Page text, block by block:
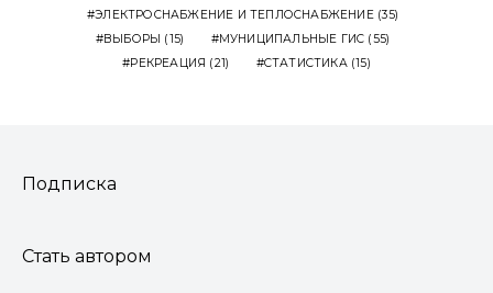
ЭЛЕКТРОСНАБЖЕНИЕ И ТЕПЛОСНАБЖЕНИЕ(35)
ВЫБОРЫ (15) МУНИЦИПАЛЬНЫЕ ГИС (55)
РЕКРЕАЦИЯ (21) СТАТИСТИКА(15)
Подписка
Стать автором